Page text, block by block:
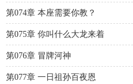
第074章 本座需要你教？
第075章 你叫什么大龙来着
第076章 冒牌河神
第077章 一日祖孙百夜恩